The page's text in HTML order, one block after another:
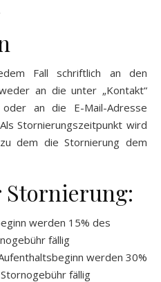
Fall schriftlich an den
an die unter „Kontakt“
an die E-Mail-Adresse
Stornierungszeitpunkt wird
dem die Stornierung dem
Stornierung:
werden 15% des
fällig
werden 30%
fällig